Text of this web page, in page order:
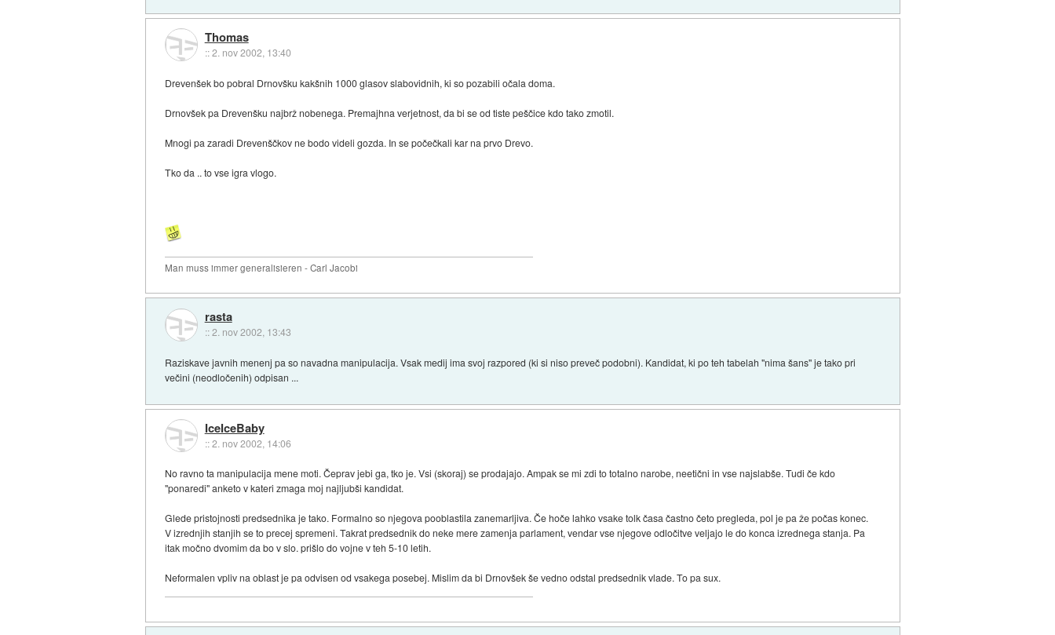
Thomas
::2. nov 2002, 13:40
Drevenšek bo pobral Drnovšku kakšnih 1000 glasov slabovidnih, ki so pozabili očala doma.
Drnovšek pa Drevenšku najbrž nobenega. Premajhna verjetnost, da bi se od tiste peščice kdo tako zmotil.
Mnogi pa zaradi Drevenščkov ne bodo videli gozda. In se počečkali kar na prvo Drevo.
Tko da .. to vse igra vlogo.
Man muss immer generalisieren - Carl Jacobi
rasta
::2. nov 2002, 13:43
Raziskave javnih menenj pa so navadna manipulacija. Vsak medij ima svoj razpored (ki si niso preveč podobni). Kandidat, ki po teh tabelah "nima šans" je tako pri
večini (neodločenih) odpisan ...
IceIceBaby
::2. nov 2002, 14:06
No ravno ta manipulacija mene moti. Čeprav jebi ga, tko je. Vsi (skoraj) se prodajajo. Ampak se mi zdi to totalno narobe, neetični in vse najslabše. Tudi če kdo
"ponaredi" anketo v kateri zmaga moj najljubši kandidat.
Glede pristojnosti predsednika je tako. Formalno so njegova pooblastila zanemarljiva. Če hoče lahko vsake tolk časa častno četo pregleda, pol je pa že počas konec.
V izrednjih stanjih se to precej spremeni. Takrat predsednik do neke mere zamenja parlament, vendar vse njegove odločitve veljajo le do konca izrednega stanja. Pa
itak močno dvomim da bo v slo. prišlo do vojne v teh 5-10 letih.
Neformalen vpliv na oblast je pa odvisen od vsakega posebej. Mislim da bi Drnovšek še vedno odstal predsednik vlade. To pa sux.